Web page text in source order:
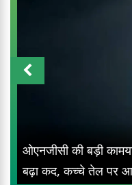
और रूस में भारत का